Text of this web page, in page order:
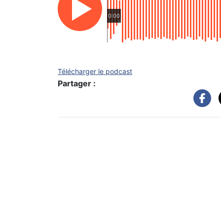
0:00
Télécharger le podcast
Partager :